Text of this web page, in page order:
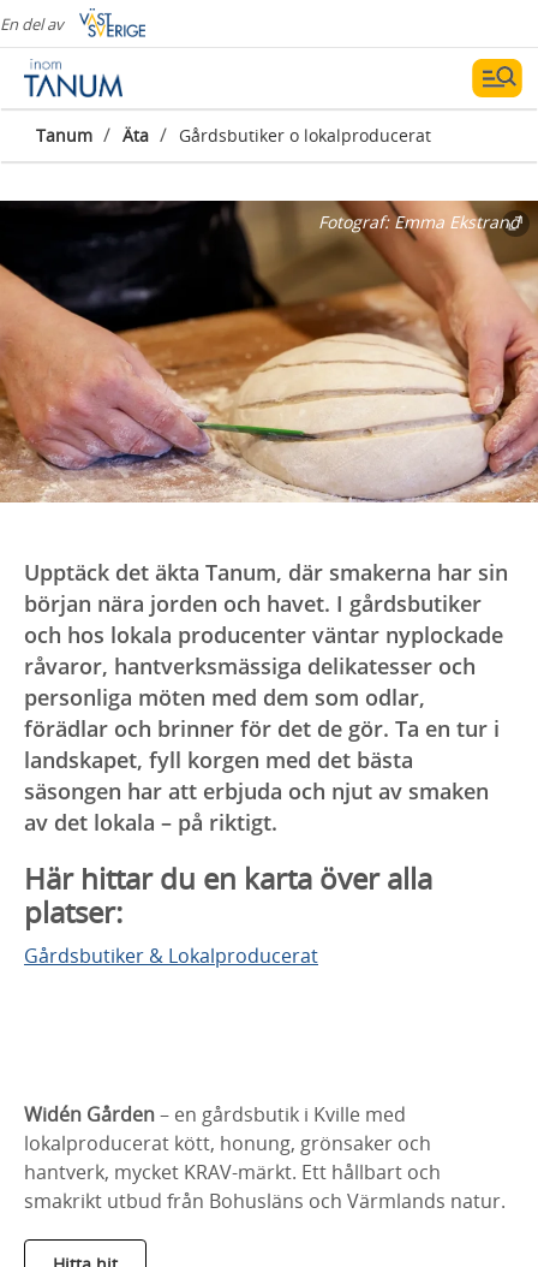
En del av
Tanum / Äta / Gårdsbutiker o lokalproducerat
Fotograf:Emma Ekstrand
Upptäck det äkta Tanum, där smakerna har sin
början nära jorden och havet. I gårdsbutiker
och hos lokala producenter väntar nyplockade
råvaror, hantverksmässiga delikatesser och
personliga möten med dem som odlar,
förädlar och brinner för det de gör. Ta en tur i
landskapet, fyll korgen med det bästa
säsongen har att erbjuda och njut av smaken
av det lokala – på riktigt.
Här hittar du en karta över alla
platser:
Gårdsbutiker & Lokalproducerat
Widén Gården– en gårdsbutik i Kville med
lokalproducerat kött, honung, grönsaker och
hantverk, mycket KRAV‑märkt. Ett hållbart och
smakrikt utbud från Bohusläns och Värmlands natur.